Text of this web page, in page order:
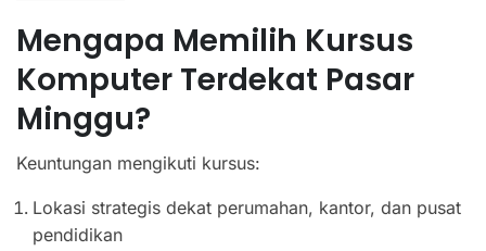
Mengapa Memilih Kursus
Komputer Terdekat Pasar
Minggu?
Keuntungan mengikuti kursus:
Lokasi strategis dekat perumahan, kantor, dan pusat
pendidikan